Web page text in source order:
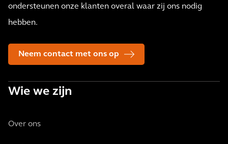
ondersteunen onze klanten overal waar zij ons nodig
hebben.
Neem contact met ons op
Wie we zijn
Over ons